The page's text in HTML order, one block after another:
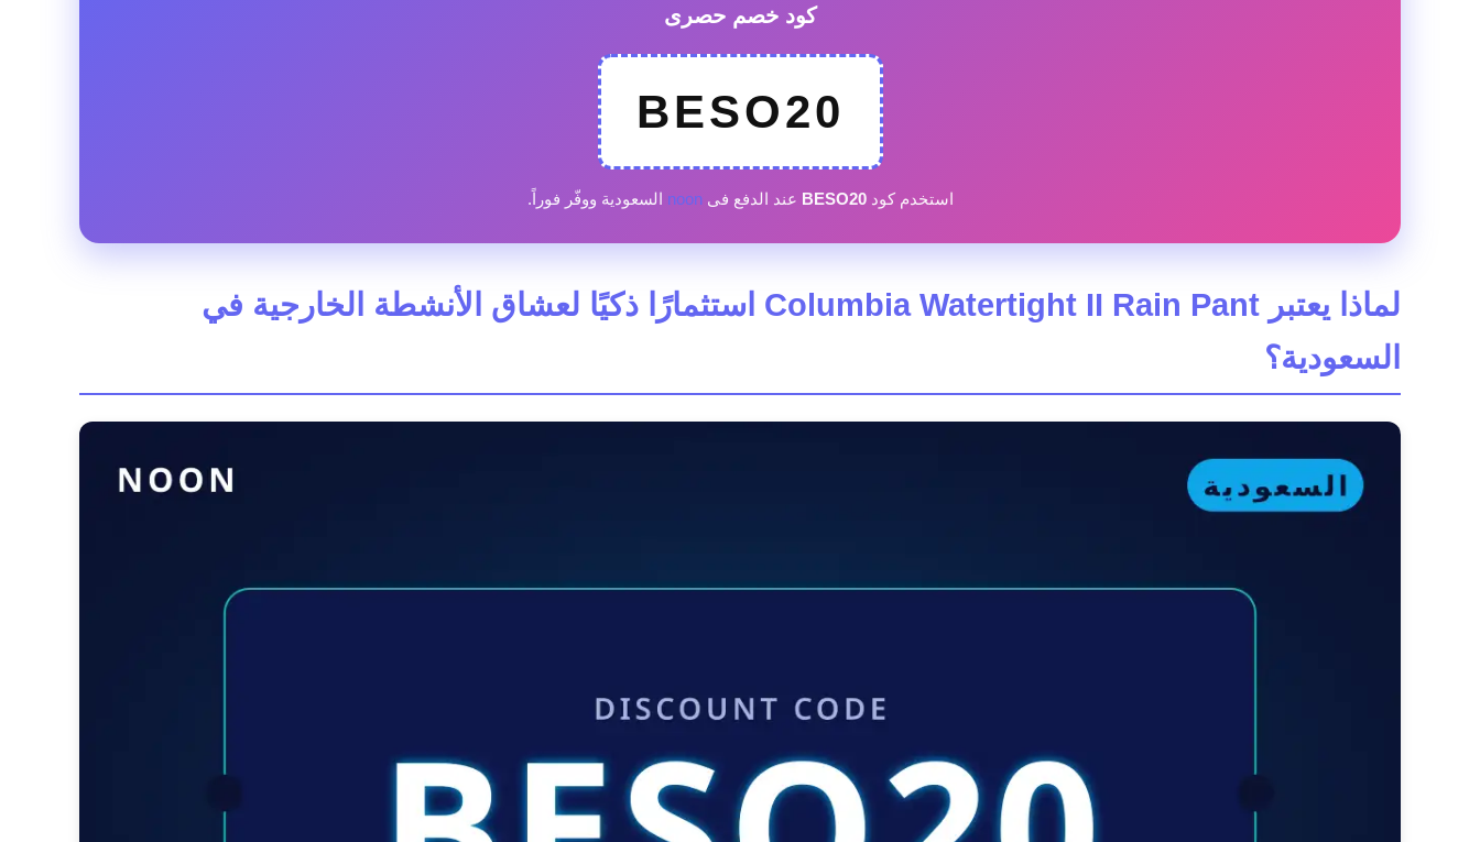
كود خصم حصرى
BESO20
استخدم كودBESO20 عند الدفع فىnoon السعودية ووفّر فوراً.
لماذا يعتبر Columbia Watertight II Rain Pant استثمارًا ذكيًا لعشاق الأنشطة الخارجية في
السعودية؟